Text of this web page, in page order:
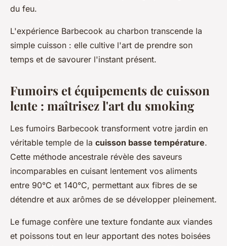
du feu.
L'expérience Barbecook au charbon transcende la
simple cuisson : elle cultive l'art de prendre son
temps et de savourer l'instant présent.
Fumoirs et équipements de cuisson
lente : maîtrisez l'art du smoking
Les fumoirs Barbecook transforment votre jardin en
véritable temple de la cuisson basse température.
Cette méthode ancestrale révèle des saveurs
incomparables en cuisant lentement vos aliments
entre 90°C et 140°C, permettant aux fibres de se
détendre et aux arômes de se développer pleinement.
Le fumage confère une texture fondante aux viandes
et poissons tout en leur apportant des notes boisées